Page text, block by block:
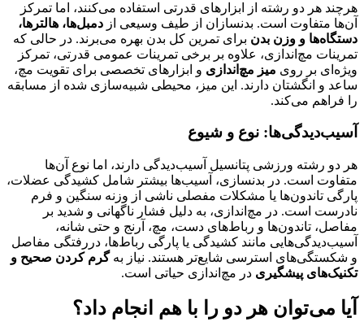
هرچند هر دو رشته از ابزارهای قدرتی استفاده می‌کنند، اما تمرکز
آن‌ها متفاوت است. بدنسازان از طیف وسیعی از دمبل‌ها، هالترها،
دستگاه‌ها و وزن بدن برای تمرین کل بدن بهره می‌برند. در حالی که
تمرینات مچ‌اندازی، علاوه بر برخی تمرینات عمومی قدرتی، تمرکز
ویژه‌ای بر روی میز مچ‌اندازی و ابزارهای تخصصی برای تقویت مچ،
ساعد و انگشتان دارند. این میز، محیطی شبیه‌سازی شده از مسابقه
را فراهم می‌کند.
آسیب‌دیدگی‌ها: نوع و شیوع
هر دو رشته ورزشی پتانسیل آسیب‌دیدگی دارند، اما نوع آن‌ها
متفاوت است. در بدنسازی، آسیب‌ها بیشتر شامل کشیدگی عضلات،
پارگی تاندون‌ها یا مشکلات مفصلی ناشی از وزنه سنگین و فرم
نادرست است. در مچ‌اندازی، به دلیل فشار ناگهانی و شدید بر
مفاصل، تاندون‌ها و رباط‌های دست، مچ، آرنج و حتی شانه،
آسیب‌دیدگی‌هایی مانند کشیدگی یا پارگی رباط‌ها، دررفتگی مفاصل
و شکستگی‌های استرسی شایع‌تر هستند. نیاز بهگرم کردن صحیح و
تکنیک‌های پیشگیری در مچ‌اندازی حیاتی است.
آیا می‌توان هر دو را با هم انجام داد؟